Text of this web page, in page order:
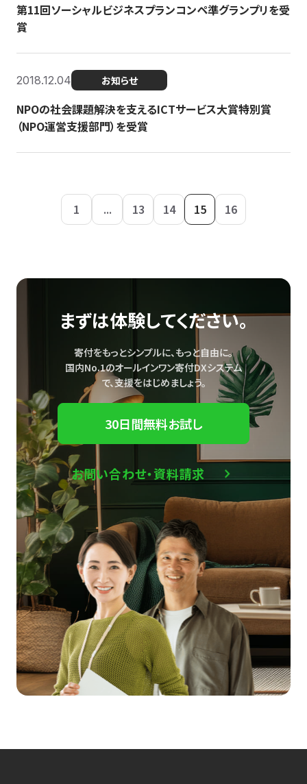
第11回ソーシャルビジネスプランコンペ準グランプリを受
賞
2018.12.04 お知らせ
NPOの社会課題解決を支えるICTサービス大賞特別賞
（NPO運営支援部門）を受賞
1 ... 13 14 15 16
まずは体験してください。
寄付をもっとシンプルに、もっと自由に。
国内No.1のオールインワン寄付DXシステム
で、支援をはじめましょう。
30日間無料お試し
お問い合わせ・資料請求